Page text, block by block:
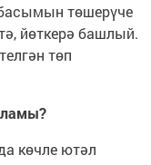
төшерүче
йөткерә башлый.
төп
көчле ютәл